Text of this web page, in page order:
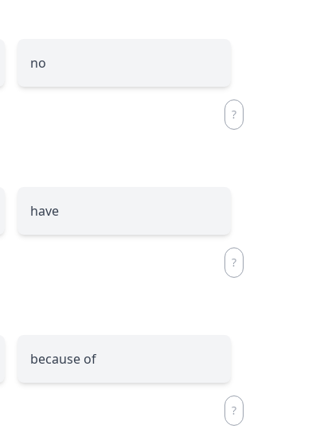
no
have
because of